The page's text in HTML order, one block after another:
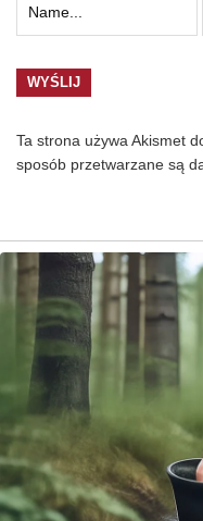
Ta strona używa Akismet
sposób przetwarzane są